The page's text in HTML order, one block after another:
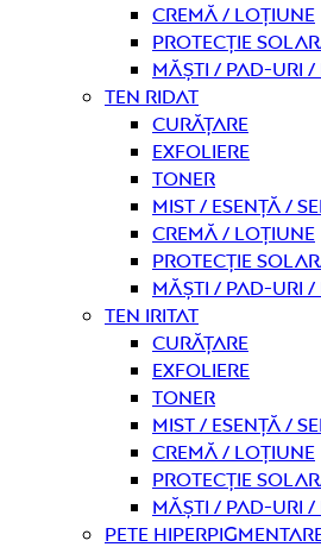
Cremă / Loțiune
Protecție
Măști / Pad-uri
Ten ridat
curățare
Exfoliere
Toner
Mist / Esență /
Cremă / Loțiune
Protecție
Măști / Pad-uri
Ten iritat
curățare
Exfoliere
Toner
Mist / Esență /
Cremă / Loțiune
Protecție
Măști / Pad-uri
Pete